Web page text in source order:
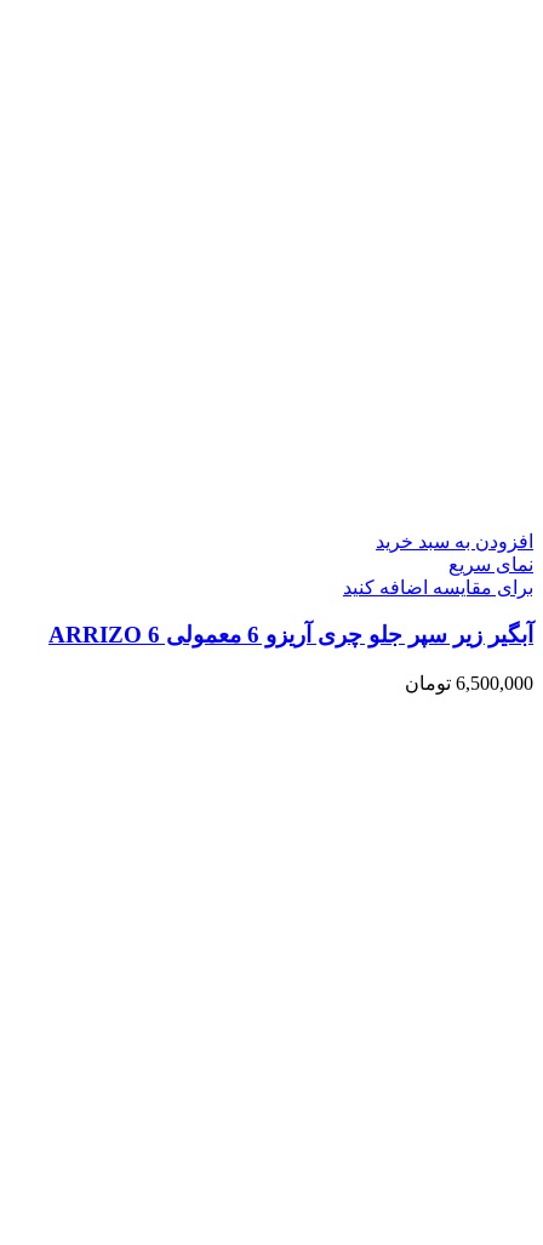
افزودن به سبد خرید
نمای سریع
برای مقایسه اضافه کنید
آبگیر زیر سپر جلو چری آریزو 6 معمولی ARRIZO 6
6,500,000 تومان